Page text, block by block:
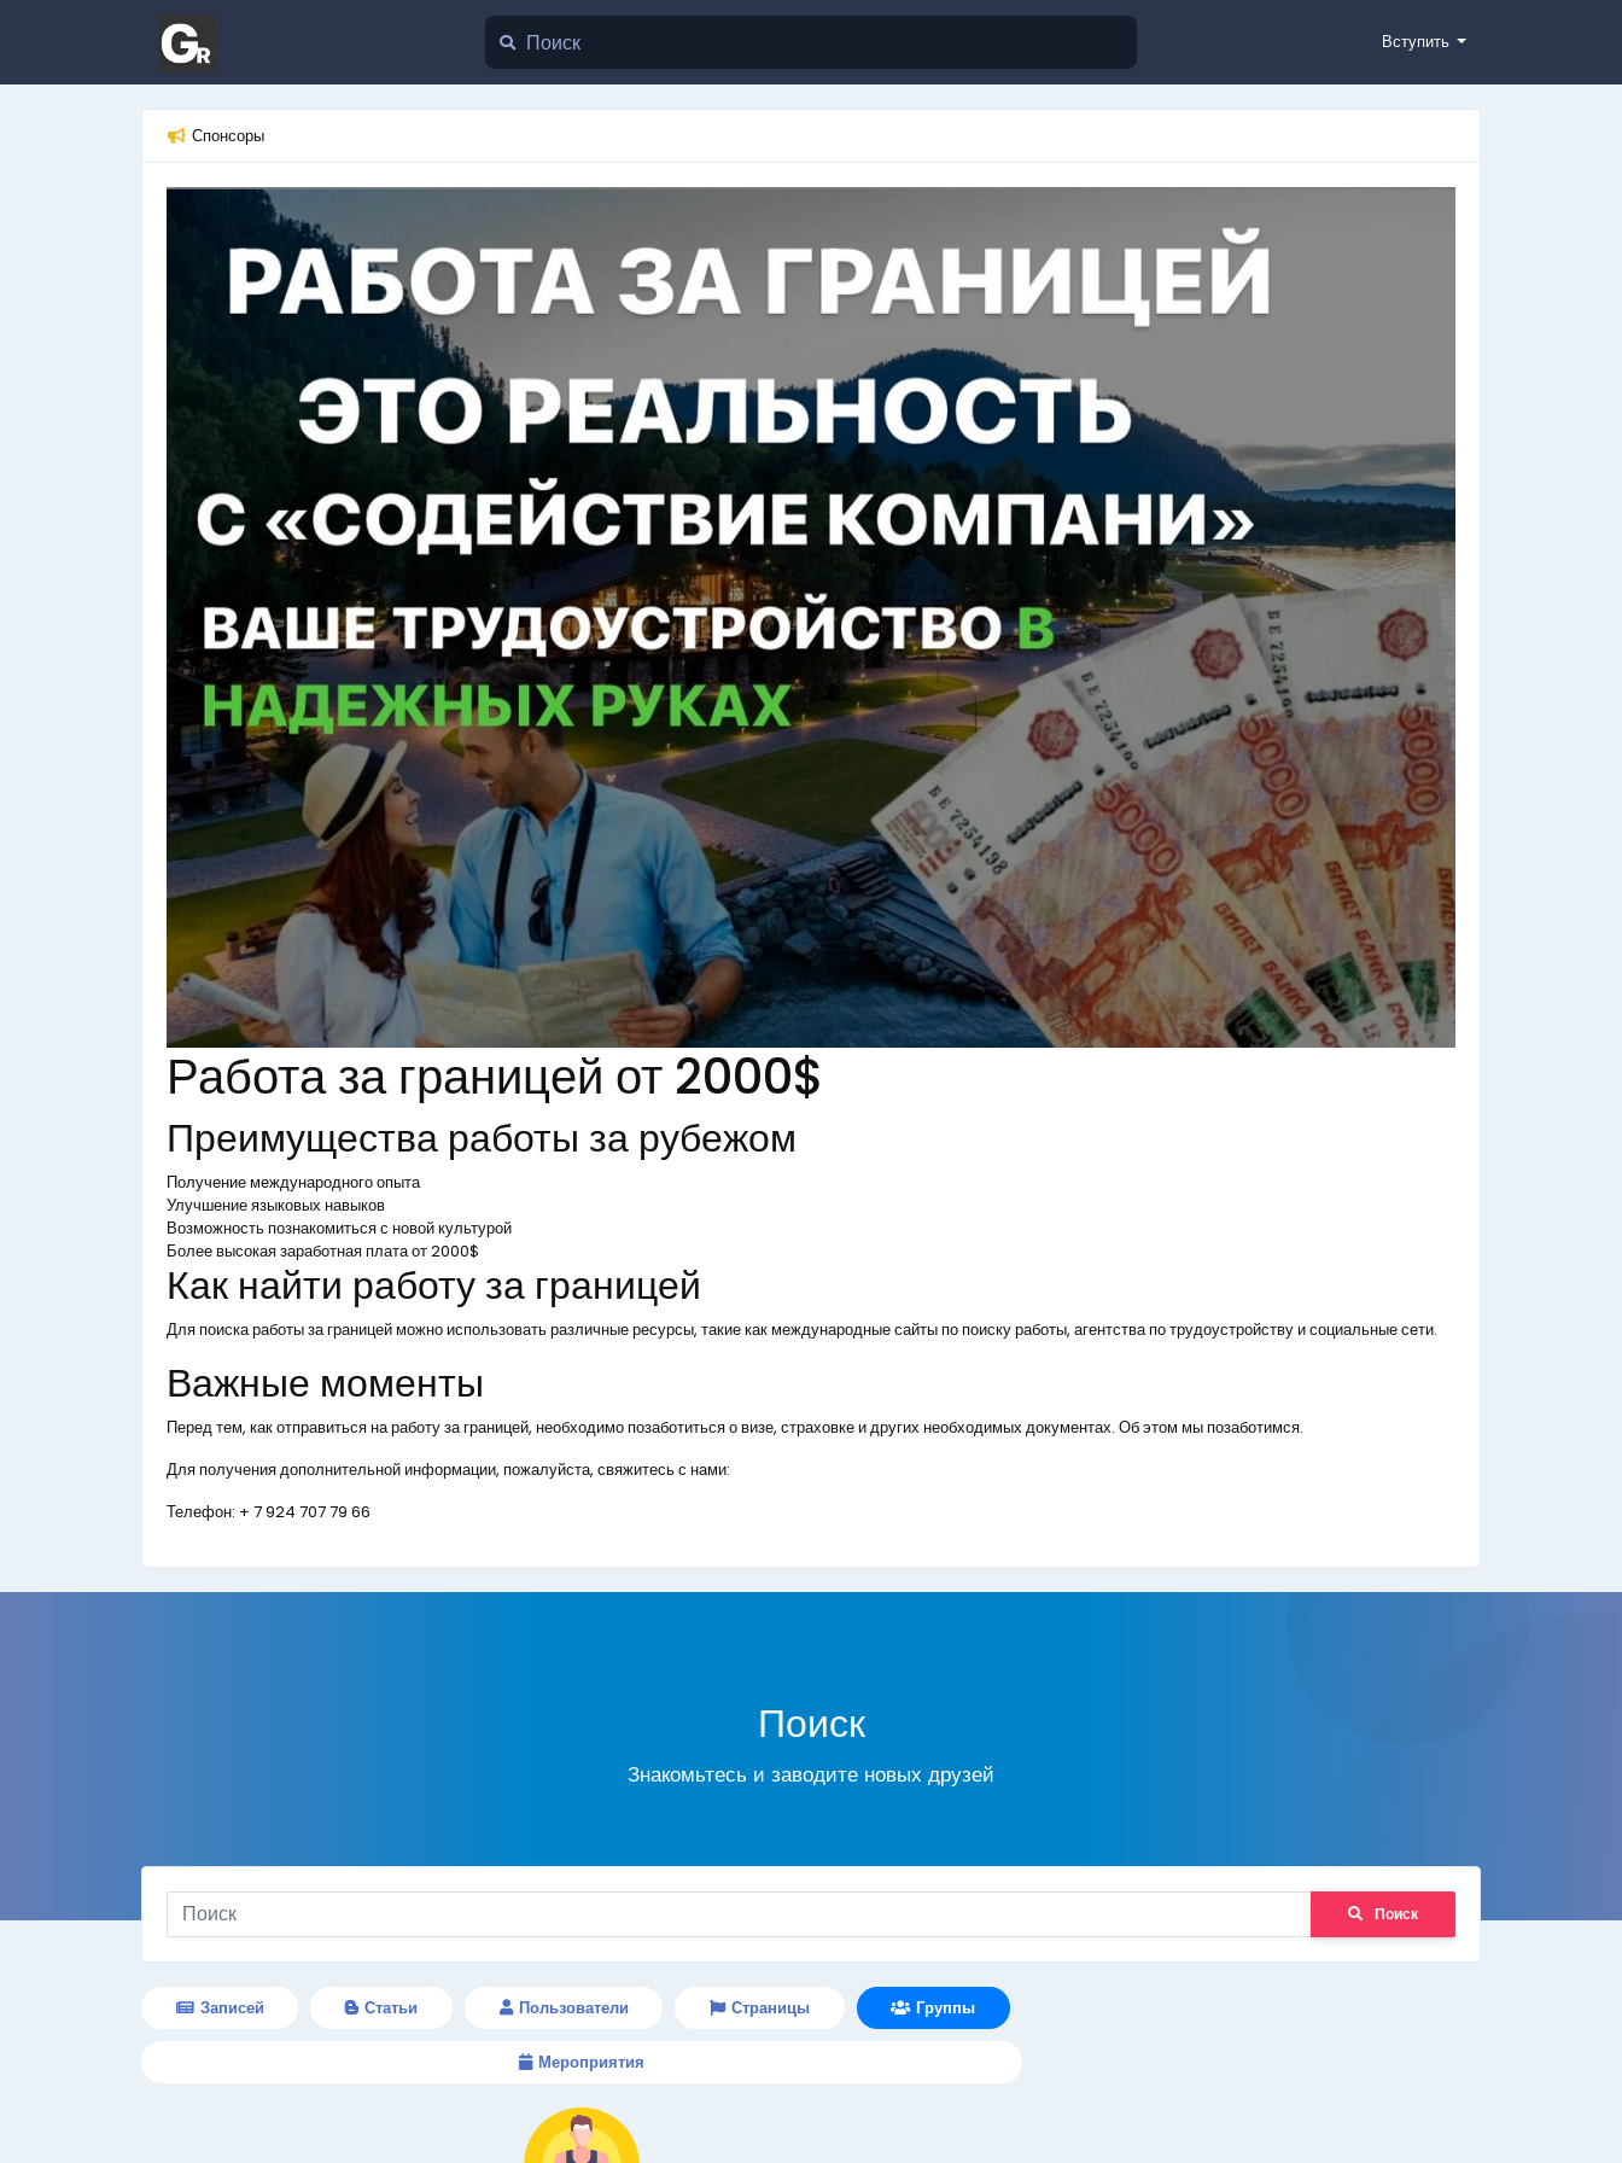
Вступить
Спонсоры
Работа за границей от 2000$
Преимущества работы за рубежом
Получение международного опыта
Улучшение языковых навыков
Возможность познакомиться с новой культурой
Более высокая заработная плата от 2000$
Как найти работу за границей
Для поиска работы за границей можно использовать различные ресурсы, такие как международные сайты по поиску работы, агентства по трудоустройству и социальные сети.
Важные моменты
Перед тем, как отправиться на работу за границей, необходимо позаботиться о визе, страховке и других необходимых документах. Об этом мы позаботимся.
Для получения дополнительной информации, пожалуйста, свяжитесь с нами:
Телефон: + 7 924 707 79 66
Поиск
Знакомьтесь и заводите новых друзей
Поиск
Записей Статьи Пользователи Страницы Группы
Мероприятия